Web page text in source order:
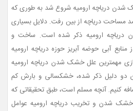
۸۰ روند خشک شدن دریاچه ارومیه شروع شد به طوری که
2015 حدود ۸۸ درصد مساحت دریاچه از بین رفت. دلایل بسیاری
ارومیه ذکر شده است. ساخت و
منابع آبی حوضه آبریز حوزه دریاچه ارومیه
مهمترین علل خشک شدن دریاچه ارومیه
دو دلیل ذکر شده، خشکسالی و بارش کم
کنیم. آنچه مسلم است، طبق تحقیقاتی که
شدن و تخریب دریاچه ارومیه عوامل